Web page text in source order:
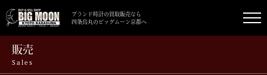
ブランド時計の買取販売なら
四条烏丸のビッグムーン京都へ
販売
Sales